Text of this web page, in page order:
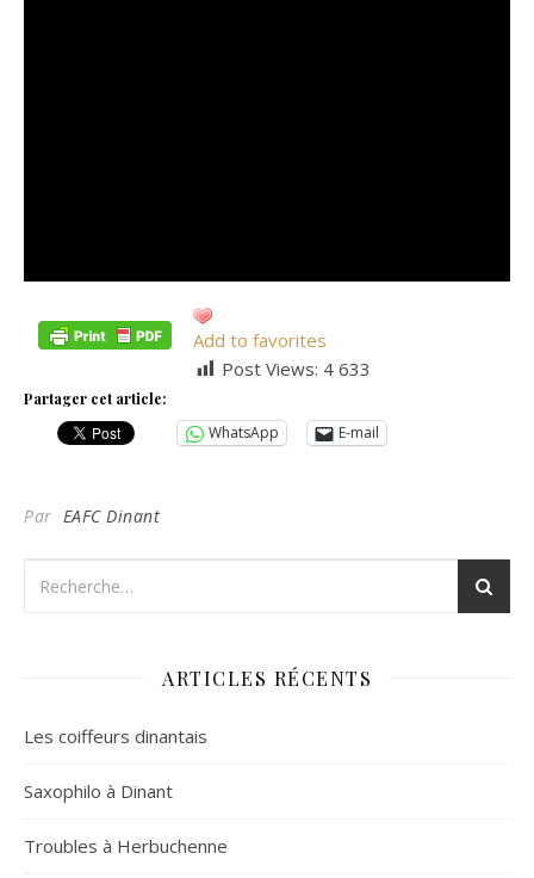
Add to favorites
Post Views: 4 633
Partager cet article:
WhatsApp E-mail
Par EAFC Dinant
ARTICLES RÉCENTS
Les coiffeurs dinantais
Saxophilo à Dinant
Troubles à Herbuchenne